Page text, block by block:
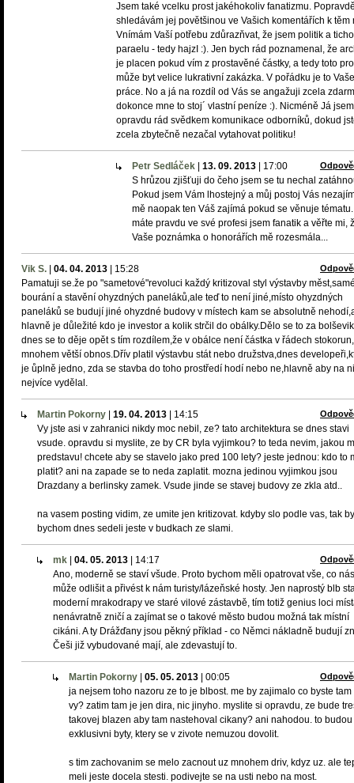
Jsem také vcelku prost jakéhokoliv fanatizmu.
shledávám jej povětšinou ve Vašich komentářích k těm
Vnímám Vaší potřebu zdůrazňvat, že jsem politik a
paraelu - tedy hajzI :). Jen bych rád poznamenal, že
je placen pokud vím z prostavěné částky, a tedy toto
může byt velice lukrativní zakázka. V pořádku je to Vaše
práce. No a já na rozdíl od Vás se angažuji zcela
dokonce mne to stoj´ vlastní peníze :). Nicméně Já
opravdu rád svědkem komunikace odborníků, dokud
zcela zbytečně nezačal vytahovat politiku!
Petr Sedláček 13. 09. 2013 17:00
S hrůzou zjišťuji do čeho jsem se tu nechal
Pokud jsem Vám lhostejný a můj postoj Vás
mě naopak ten Váš zajímá pokud se věnuje
máte pravdu ve své profesi jsem fanatik a věřte mi,
Vaše poznámka o honorářích mě rozesmála...
Vik S. 04. 04. 2013 15:28
Pamatuji se.že po "sametové"revoluci každý kritizoval styl výstavby
bourání a stavění ohyzdných paneláků,ale teď to není jiné,místo ohyzdných
paneláků se budují jiné ohyzdné budovy v místech kam se absolutně
hlavně je důležité kdo je investor a kolik strčil do obálky.Dělo se to za
dnes se to děje opět s tím rozdílem,že v obálce není částka v řádech
mnohem větší obnos.Dřív platil výstavbu stát nebo družstva,dnes
je ůplně jedno, zda se stavba do toho prostředí hodí nebo ne,hlavně aby na
nejvíce vydělal.
Martin Pokorny 19. 04. 2013 14:15
Vy jste asi v zahranici nikdy moc nebil, ze? tato architektura se dnes stavi
vsude. opravdu si myslite, ze by CR byla vyjimkou? to teda nevim, jakou
predstavu! chcete aby se stavelo jako pred 100 lety? jeste jednou: kdo to
platit? ani na zapade se to neda zaplatit. mozna jedinou vyjimkou jsou
Drazdany a berlinsky zamek. Vsude jinde se stavej budovy ze zkla atd..
na vasem posting vidim, ze umite jen kritizovat. kdyby slo podle vas, tak by
bychom dnes sedeli jeste v budkach ze slami.
mk 04. 05. 2013 14:17
Ano, moderně se staví všude. Proto bychom měli opatrovat vše, co nás
může odlišit a přivést k nám turisty/lázeňské hosty. Jen naprostý blb
moderní mrakodrapy ve staré vilové zástavbě, tím totiž genius loci
nenávratně zničí a zajímat se o takové město budou možná tak místní
cikáni. A ty Drážďany jsou pěkný příklad - co Němci nákladně budují
Češi již vybudované mají, ale zdevastují to.
Martin Pokorny 05. 05. 2013 00:05
ja nejsem toho nazoru ze to je blbost. me by zajimalo co byste tam
vy? zatim tam je jen dira, nic jinyho. myslite si opravdu, ze bude
takovej blazen aby tam nastehoval cikany? ani nahodou. to budou
exklusivni byty, ktery se v zivote nemuzou dovolit.
s tim zachovanim se melo zacnout uz mnohem driv, kdyz uz. ale
meli jeste docela stesti. podivejte se na usti nebo na most.